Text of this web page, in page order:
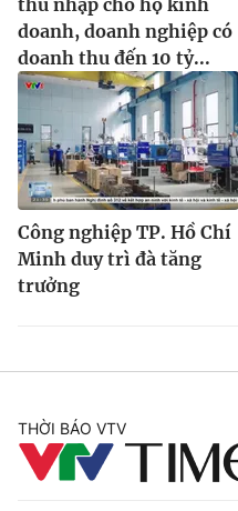
doanh, doanh nghiệp có
doanh thu đến 10 tỷ...
Công nghiệp TP. Hồ Chí
Minh duy trì đà tăng
trưởng
THỜI BÁO VTV